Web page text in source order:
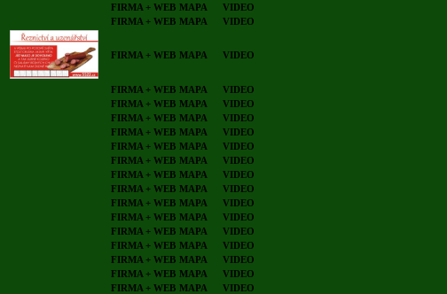
FIRMA + WEB MAPA
VIDEO
FIRMA + WEB MAPA VIDEO
FIRMA + WEB MAPA VIDEO
FIRMA + WEB MAPA
VIDEO
FIRMA + WEB MAPA
VIDEO
FIRMA + WEB MAPA
VIDEO
FIRMA + WEB MAPA
VIDEO
FIRMA + WEB MAPA
VIDEO
FIRMA + WEB MAPA
VIDEO
FIRMA + WEB MAPA
VIDEO
FIRMA + WEB MAPA
VIDEO
FIRMA + WEB MAPA
VIDEO
FIRMA + WEB MAPA
VIDEO
FIRMA + WEB MAPA
VIDEO
FIRMA + WEB MAPA
VIDEO
FIRMA + WEB MAPA
VIDEO
FIRMA + WEB MAPA
VIDEO
FIRMA + WEB MAPA VIDEO